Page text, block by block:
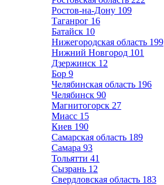
Ростов-на-Дону 109
Таганрог 16
Батайск 10
Нижегородская область 199
Нижний Новгород 101
Дзержинск 12
Бор 9
Челябинская область 196
Челябинск 90
Магнитогорск 27
Миасс 15
Киев 190
Самарская область 189
Самара 93
Тольятти 41
Сызрань 12
Свердловская область 183